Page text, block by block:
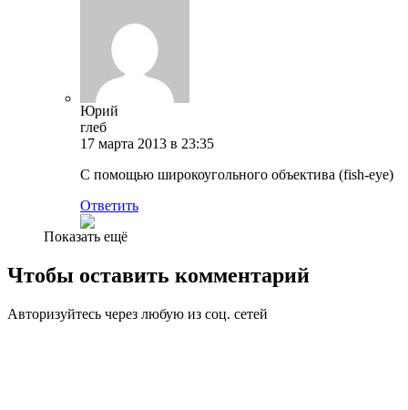
Юрий
глеб
17 марта 2013 в 23:35
С помощью широкоугольного объектива (fish-eye)
Ответить
Показать ещё
Чтобы оставить комментарий
Авторизуйтесь через любую из соц. сетей